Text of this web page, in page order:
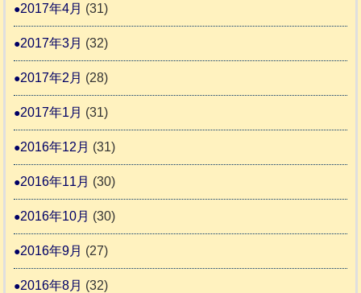
2017年4月 (31)
2017年3月 (32)
2017年2月 (28)
2017年1月 (31)
2016年12月 (31)
2016年11月 (30)
2016年10月 (30)
2016年9月 (27)
2016年8月 (32)